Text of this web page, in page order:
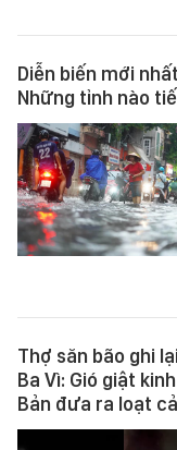
Diễn biến mới
Những tỉnh nào
Thợ săn bão ghi
Ba Vì: Gió giật
Bản đưa ra loạt